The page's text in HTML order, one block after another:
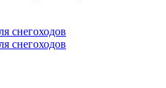
снегоходов
снегоходов